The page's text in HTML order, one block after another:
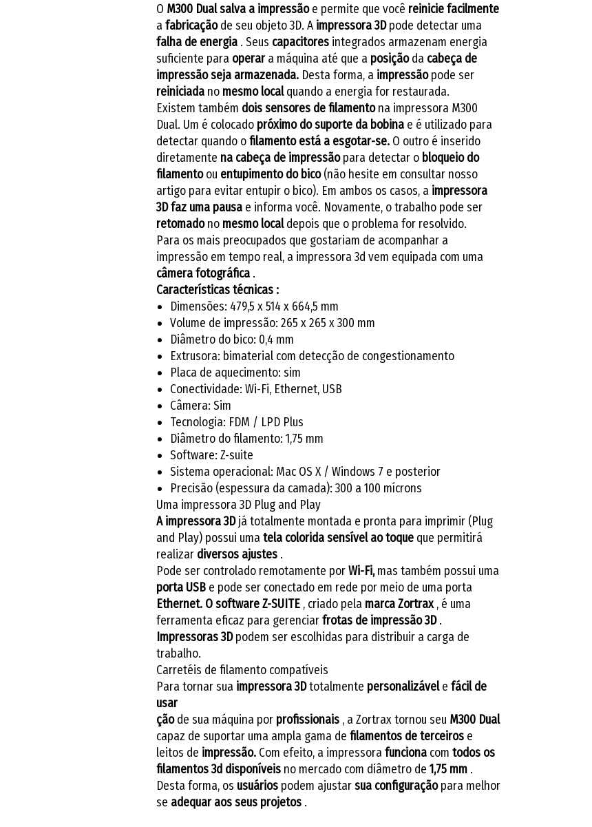
O M300 Dualsalva a impressãoe permite que você reiniciefacilmente
a fabricaçãode seu objeto 3D. A impressora 3Dpode detectar uma
falha de energia . Seus capacitores integrados armazenam energia
suficiente para operara máquina até que a posiçãoda cabeça de
impressão seja armazenada. Desta forma, a impressãopode ser
reiniciada no mesmo localquando a energia for restaurada.
Existem também dois sensores de filamentona impressora M300
Dual. Um é colocado próximo do suporte da bobina e é utilizado para
detectar quando ofilamento está a esgotar-se. O outro é inserido
diretamente na cabeça de impressãopara detectar o bloqueio do
filamentoou entupimento do bico(não hesite em consultar nosso
artigo para evitar entupir o bico). Em ambos os casos, a impressora
3Dfaz uma pausa e informa você. Novamente, o trabalho pode ser
retomadono mesmo localdepois que o problema for resolvido.
Para os mais preocupados que gostariam de acompanhar a
impressão em tempo real, a impressora 3d vem equipada com uma
câmera fotográfica .
Características técnicas :
Dimensões: 479,5 x 514 x 664,5 mm
Volume de impressão: 265 x 265 x 300 mm
Diâmetro do bico: 0,4 mm
Extrusora: bimaterial com detecção de congestionamento
Placa de aquecimento: sim
Conectividade: Wi-Fi, Ethernet, USB
Câmera: Sim
Tecnologia: FDM / LPD Plus
Diâmetro do filamento: 1,75 mm
Software: Z-suite
Sistema operacional: Mac OS X / Windows 7 e posterior
Precisão (espessura da camada): 300 a 100 mícrons
Uma impressora 3D Plug and Play
A impressora 3Djá totalmente montada e pronta para imprimir (Plug
and Play) possui uma tela colorida sensível ao toque que permitirá
realizar diversos ajustes .
Pode ser controlado remotamente porWi-Fi,mas também possui uma
porta USB e pode ser conectado em rede por meio de uma porta
Ethernet. O software Z-SUITE , criado pela marca Zortrax, é uma
ferramenta eficaz para gerenciarfrotas de impressão 3D.
Impressoras 3Dpodem ser escolhidas para distribuir a carga de
trabalho.
Carretéis de filamento compatíveis
Para tornar sua impressora 3Dtotalmente personalizávele fácil de
usar
çãode sua máquina por profissionais , a Zortrax tornou seu M300 Dual
capaz de suportar uma ampla gama de filamentos de terceiros e
leitos de impressão. Com efeito, a impressora funciona com todos os
filamentos 3d disponíveis no mercado com diâmetro de 1,75 mm .
Desta forma, os usuários podem ajustarsua configuraçãopara melhor
se adequar aosseus projetos .